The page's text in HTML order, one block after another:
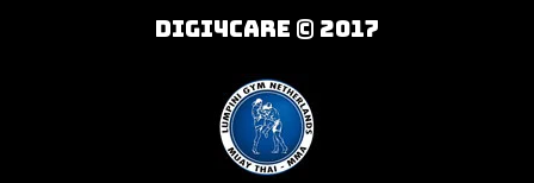
DIGI4CARE © 2017